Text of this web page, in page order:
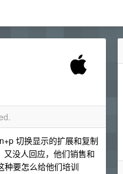
切换显示的扩展和复制
没人回应，他们销售和
种要怎么给他们培训